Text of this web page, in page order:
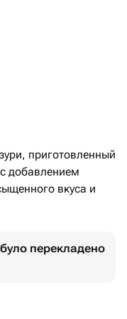
приготовленный
добавлением
вкуса и
було перекладено